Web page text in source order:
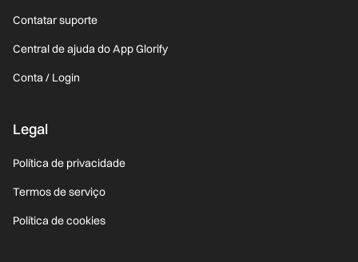
Contatar suporte
Central de ajuda do App Glorify
Conta / Login
Legal
Política de privacidade
Termos de serviço
Política de cookies